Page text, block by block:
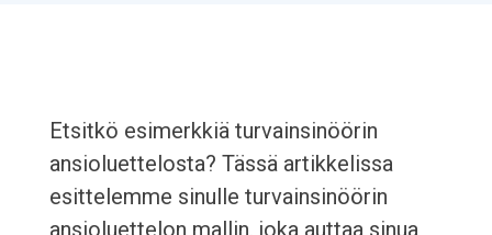
Etsitkö esimerkkiä turvainsinöörin
ansioluettelosta? Tässä artikkelissa
esittelemme sinulle turvainsinöörin
ansioluettelon mallin, joka auttaa sinua